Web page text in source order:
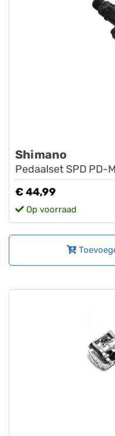
Shimano
Pedaalset SPD PD-
€ 44,99
Op voorraad